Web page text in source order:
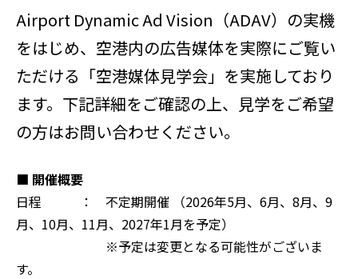
Airport Dynamic Ad Vision（ADAV）の実機
をはじめ、空港内の広告媒体を実際にご覧い
ただける「空港媒体見学会」を実施しており
ます。下記詳細をご確認の上、見学をご希望
の方はお問い合わせください。
■ 開催概要
日程 ： 不定期開催 （2026年5月、6月、8月、9
月、10月、11月、2027年1月を予定）
※予定は変更となる可能性がございま
す。